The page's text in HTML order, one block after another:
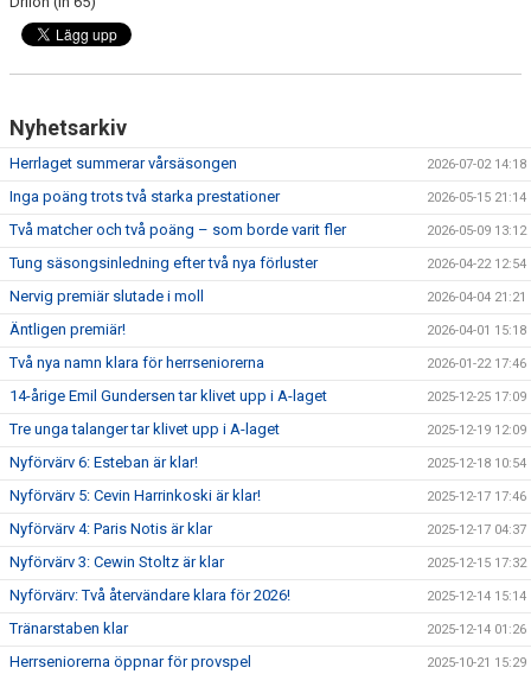
Nyhetsarkiv
Herrlaget summerar vårsäsongen 2026-07-02 14:18
Inga poäng trots två starka prestationer 2026-05-15 21:14
Två matcher och två poäng – som borde varit fler 2026-05-09 13:12
Tung säsongsinledning efter två nya förluster 2026-04-22 12:54
Nervig premiär slutade i moll 2026-04-04 21:21
Äntligen premiär! 2026-04-01 15:18
Två nya namn klara för herrseniorerna 2026-01-22 17:46
14-årige Emil Gundersen tar klivet upp i A-laget 2025-12-25 17:09
Tre unga talanger tar klivet upp i A-laget 2025-12-19 12:09
Nyförvärv 6: Esteban är klar! 2025-12-18 10:54
Nyförvärv 5: Cevin Harrinkoski är klar! 2025-12-17 17:46
Nyförvärv 4: Paris Notis är klar 2025-12-17 04:37
Nyförvärv 3: Cewin Stoltz är klar 2025-12-15 17:32
Nyförvärv: Två återvändare klara för 2026! 2025-12-14 15:14
Tränarstaben klar 2025-12-14 01:26
Herrseniorerna öppnar för provspel 2025-10-21 15:29